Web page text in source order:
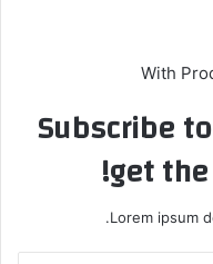
With
Subscribe
get
Lorem ipsum